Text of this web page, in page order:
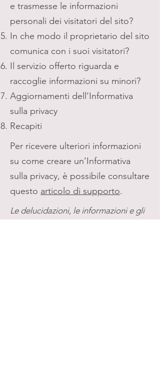
e trasmesse le informazioni
personali dei visitatori del sito?
In che modo il proprietario del sito
comunica con i suoi visitatori?
Il servizio offerto riguarda e
raccoglie informazioni su minori?
Aggiornamenti dell’Informativa
sulla privacy
Recapiti
Per ricevere ulteriori informazioni
su come creare un’Informativa
sulla privacy, è possibile consultare
questo articolo di supporto.
Le delucidazioni, le informazioni e gli